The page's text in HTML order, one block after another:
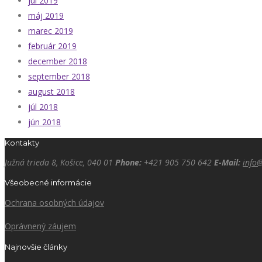
máj 2019
marec 2019
február 2019
december 2018
september 2018
august 2018
júl 2018
jún 2018
Kontakty
Južná trieda 8, Košice, 040 01 Phone: +421 905 750 642 E-Mail:
Všeobecné informácie
Ochrana osobných údajov
Oprávnený záujem
Najnovšie články